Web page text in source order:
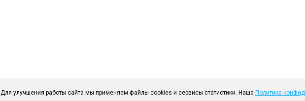
Для улучшения работы сайта мы применяем файлы cookies и сервисы статистики. Наша Политика